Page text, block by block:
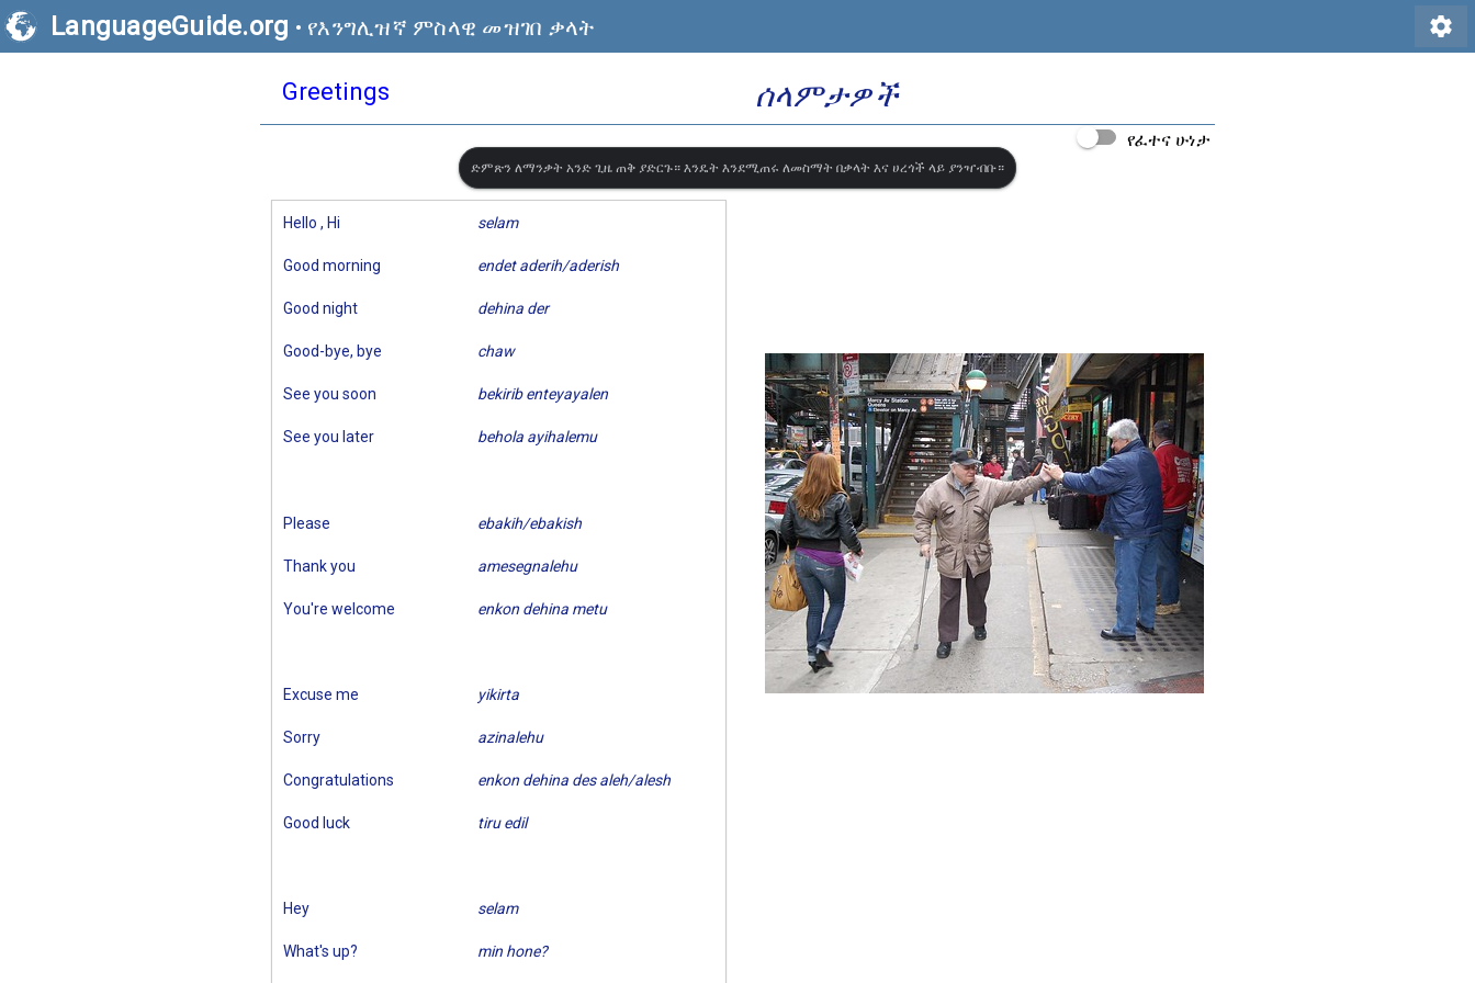
LanguageGuide.org • የእንግሊዝኛ ምስላዊ መዝገበ ቃላት settings
Greetings ሰላምታዎች
የፈተና ሁነታ
ድምጽን ለማንቃት አንድ ጊዜ ጠቅ ያድርጉ። እንዴት እንደሚጠሩ ለመስማት በቃላት እና ሀረጎች ላይ ያንዣብቡ።
Hello , Hi selam
Good morning endet aderih/aderish
Good night dehina der
Good-bye, bye chaw
See you soon bekirib enteyayalen
See you later behola ayihalemu
Please ebakih/ebakish
Thank you amesegnalehu
You're welcome enkon dehina metu
Excuse me yikirta
Sorry azinalehu
Congratulations enkon dehina des aleh/alesh
Good luck tiru edil
Hey selam
What's up? min hone?